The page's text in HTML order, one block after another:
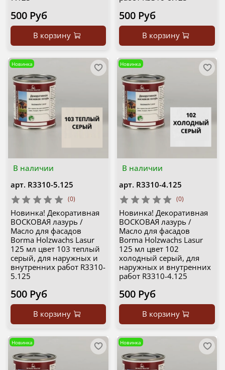
500 Руб
В корзину
500 Руб
В корзину
В наличии
Новинка
арт. R3310-5.125
(0)
Новинка! Декоративная
ВОСКОВАЯ лазурь /
Масло для фасадов
Borma Holzwachs Lasur
125 мл цвет 103 теплый
серый, для наружных и
внутренних работ R3310-
5.125
500 Руб
В корзину
В наличии
Новинка
арт. R3310-4.125
(0)
Новинка! Декоративная
ВОСКОВАЯ лазурь /
Масло для фасадов
Borma Holzwachs Lasur
125 мл цвет 102
холодный серый, для
наружных и внутренних
работ R3310-4.125
500 Руб
В корзину
Новинка Новинка